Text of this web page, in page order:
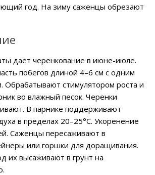
год. На зиму саженцы обрезают
дает черенкование в июне-июле.
побегов длиной 4–6 см с одним
Обрабатывают стимулятором роста и
во влажный песок. Черенки
В парнике поддерживают
в пределах 20–25°C. Укоренение
Саженцы пересаживают в
или горшки для доращивания.
их высаживают в грунт на